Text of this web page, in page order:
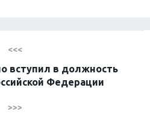
<<<
вступил в должность
Федерации
>>>